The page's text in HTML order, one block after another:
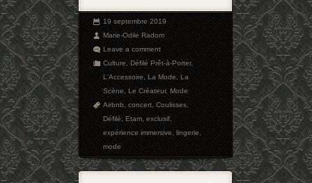
19 septembre 2019
Marie-Odile Radom
Leave a comment
Culture,Défilé Prêt-à-Porter,
L'Accessoire,La Mode,La
Scène,Le Créateur,Mode
Airbnb,concert,Coulisses,
Défilé,Etam,exclusif,
expérience immersive,lingerie,
mode